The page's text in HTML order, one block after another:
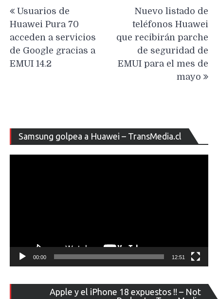
de
entradas
Usuarios de
Huawei Pura 70
acceden a servicios
de Google gracias a
EMUI 14.2
Nuevo listado de
teléfonos Huawei
que recibirán parche
de seguridad de
EMUI para el mes de
mayo
Samsung golpea a Huawei – TransMedia.cl
de
00:00 12:51
Apple y el iPhone 18 expuestos !! – Not